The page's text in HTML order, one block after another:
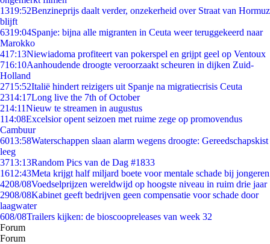
1319:52Benzineprijs daalt verder, onzekerheid over Straat van Hormuz
blijft
6319:04Spanje: bijna alle migranten in Ceuta weer teruggekeerd naar
Marokko
417:13Niewiadoma profiteert van pokerspel en grijpt geel op Ventoux
716:10Aanhoudende droogte veroorzaakt scheuren in dijken Zuid-
Holland
2715:52Italië hindert reizigers uit Spanje na migratiecrisis Ceuta
2314:17Long live the 7th of October
214:11Nieuw te streamen in augustus
114:08Excelsior opent seizoen met ruime zege op promovendus
Cambuur
6013:58Waterschappen slaan alarm wegens droogte: Gereedschapskist
leeg
3713:13Random Pics van de Dag #1833
1612:43Meta krijgt half miljard boete voor mentale schade bij jongeren
4208/08Voedselprijzen wereldwijd op hoogste niveau in ruim drie jaar
2908/08Kabinet geeft bedrijven geen compensatie voor schade door
laagwater
608/08Trailers kijken: de bioscoopreleases van week 32
Forum
Forum